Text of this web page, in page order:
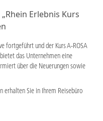
Erlebnis Kurs
fortgeführt und der Kurs A-ROSA
das Unternehmen eine
über die Neuerungen sowie
erhalten Sie in Ihrem Reisebüro